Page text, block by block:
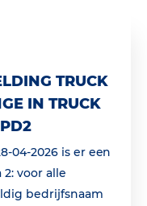
TRUCK
IN TRUCK
04-2026 is er een
voor alle
bedrijfsnaam